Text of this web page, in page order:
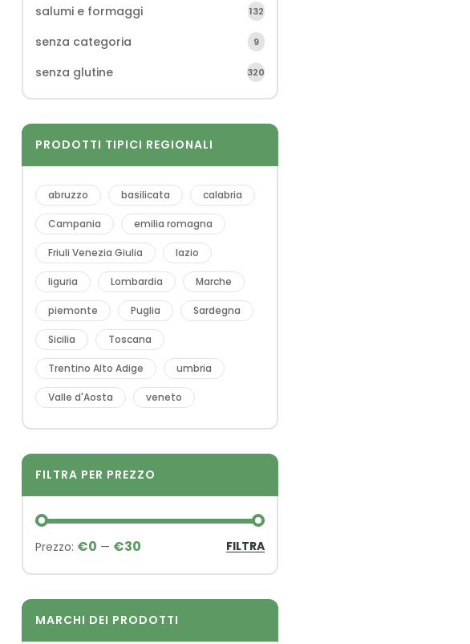
salumi e formaggi 132
senza categoria 9
senza glutine 320
PRODOTTI TIPICI REGIONALI
abruzzo basilicata calabria
Campania emilia romagna
Friuli Venezia Giulia lazio
liguria Lombardia Marche
piemonte Puglia Sardegna
Sicilia Toscana
Trentino Alto Adige umbria
Valle d'Aosta veneto
FILTRA PER PREZZO
FILTRA
Prezzo: €0 — €30
MARCHI DEI PRODOTTI